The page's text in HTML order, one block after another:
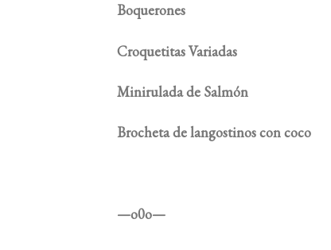
Boquerones
Croquetitas Variadas
Minirulada de Salmón
Brocheta de langostinos con coco
—o0o—